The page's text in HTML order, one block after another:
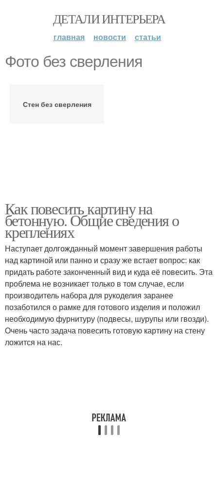
ДЕТАЛИ ИНТЕРЬЕРА
главная новости статьи
Фото без сверления
Стен без сверления
Как повесить картину на
бетонную. Общие сведения о
креплениях
Наступает долгожданный момент завершения работы
над картиной или панно и сразу же встает вопрос: как
придать работе законченный вид и куда её повесить. Эта
проблема не возникает только в том случае, если
производитель набора для рукоделия заранее
позаботился о рамке для готового изделия и положил
необходимую фурнитуру (подвесы, шурупы или гвозди).
Очень часто задача повесить готовую картину на стену
ложится на нас.